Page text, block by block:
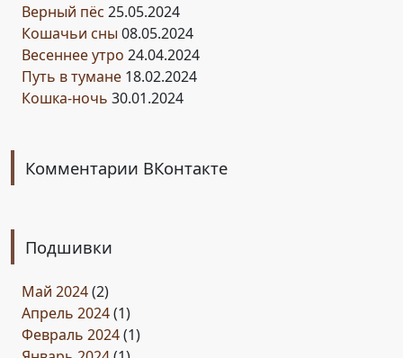
Верный пёс 25.05.2024
Кошачьи сны 08.05.2024
Весеннее утро 24.04.2024
Путь в тумане 18.02.2024
Кошка-ночь 30.01.2024
Комментарии ВКонтакте
Подшивки
Май 2024(2)
Апрель 2024(1)
Февраль 2024(1)